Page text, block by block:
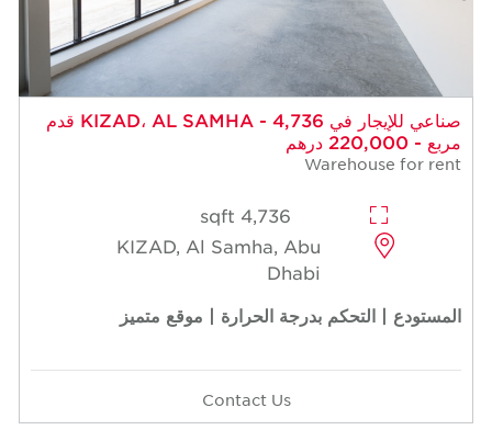
صناعي للإيجار في KIZAD، AL SAMHA - 4,736 قدم
مربع - 220,000 درهم
Warehouse for rent
4,736 sqft
KIZAD, Al Samha, Abu
Dhabi
المستودع | التحكم بدرجة الحرارة | موقع متميز
Contact Us